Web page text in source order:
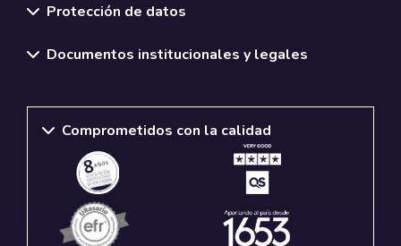
Protección de datos
Documentos institucionales y legales
Comprometidos con la calidad